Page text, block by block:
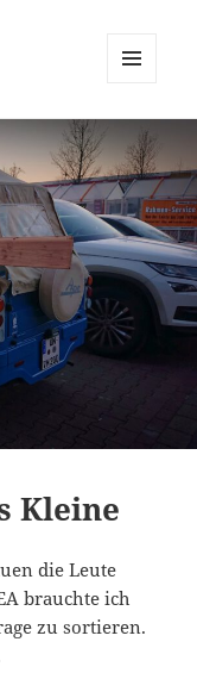
WIDGETS
Kleine
die Leute
brauchte ich
zu sortieren.